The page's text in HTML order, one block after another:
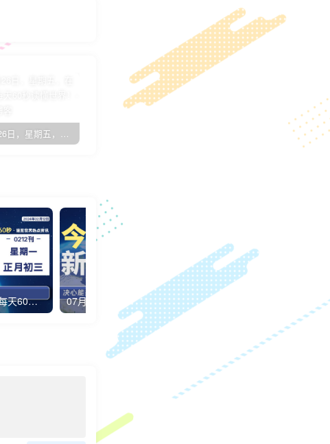
8月26日，星期五，在这里每天60秒读懂世界！
02月12日，星期一，每天60秒读懂全世界！ 07月19日，星期五, 每天60秒读懂全世界！